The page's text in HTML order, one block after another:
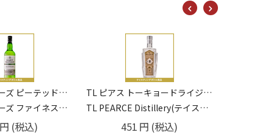
TL ピアス トーキョードライジン カカオ・エディション 43% 20ml
イスティングボトル)
円 (税込)
トマーティン ク・ボカン 46% 20ml
トマーティン(テイスティングボトル)
451 円 (税込)